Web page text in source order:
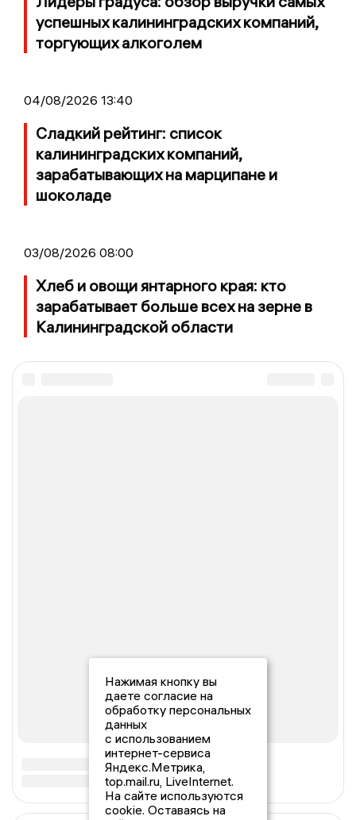
успешных калининградских компаний,
торгующих алкоголем
04/08/2026 13:40
Сладкий рейтинг: список
калининградских компаний,
зарабатывающих на марципане и
шоколаде
03/08/2026 08:00
Хлеб и овощи янтарного края: кто
зарабатывает больше всех на зерне в
Калининградской области
Нажимая кнопку вы
даете согласие на
обработку персональных
данных
с использованием
интернет-сервиса
Яндекс.Метрика,
top.mail.ru, LiveInternet.
На сайте используются
cookie. Оставаясь на